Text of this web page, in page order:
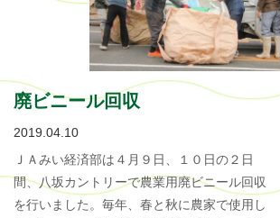
廃ビニール回収
2019.04.10
ＪＡみい経済部は４月９日、１０日の２日
間、八坂カントリーで農業用廃ビニール回収
を行いました。毎年、春と秋に農家で使用し